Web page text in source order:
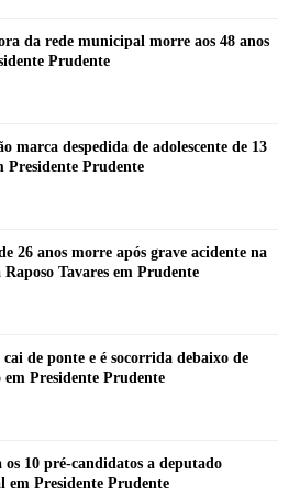
da rede municipal morre aos 48 anos
Prudente
marca despedida de adolescente de 13
Presidente Prudente
26 anos morre após grave acidente na
Tavares em Prudente
de ponte e é socorrida debaixo de
Presidente Prudente
10 pré-candidatos a deputado
em Presidente Prudente